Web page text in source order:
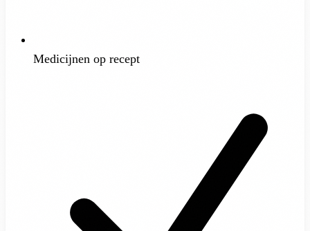
Medicijnen op recept